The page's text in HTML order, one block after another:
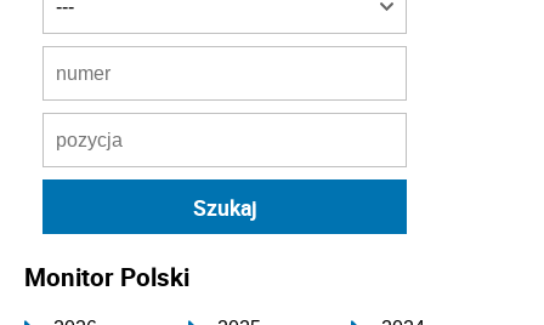
Monitor Polski